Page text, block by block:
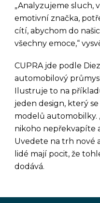
„Analyzujeme sluch,
emotivní značka,
cítí, abychom do
všechny emoce,“
CUPRA jde podle
automobilový
Ilustruje to na
jeden design, který
modelů automobilky.
nikoho nepřekvapíte
Uvedete na trh nové
lidé mají pocit, že
dodává.